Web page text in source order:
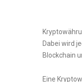
Dabei wird
Blockchain
Eine